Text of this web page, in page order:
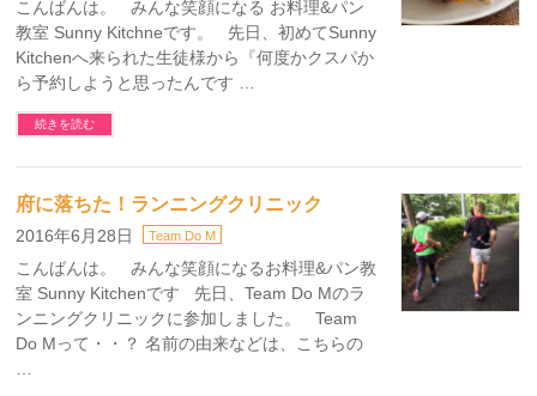
こんばんは。 みんな笑顔になる お料理&パン
教室 Sunny Kitchneです。 先日、初めてSunny
Kitchenへ来られた生徒様から『何度かクスパか
ら予約しようと思ったんです …
続きを読む
府に落ちた！ランニングクリニック
2016年6月28日 Team Do M
こんばんは。 みんな笑顔になるお料理&パン教
室 Sunny Kitchenです 先日、Team Do Mのラ
ンニングクリニックに参加しました。 Team
Do Mって・・？ 名前の由来などは、こちらの